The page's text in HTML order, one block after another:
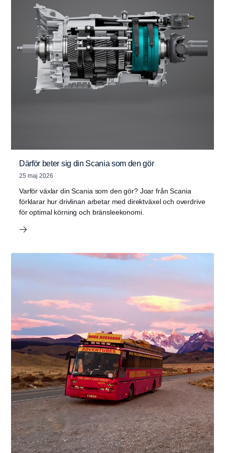
Därför beter sig din Scania som den gör
25 maj 2026
Varför växlar din Scania som den gör? Joar från Scania
förklarar hur drivlinan arbetar med direktväxel och overdrive
för optimal körning och bränsleekonomi.